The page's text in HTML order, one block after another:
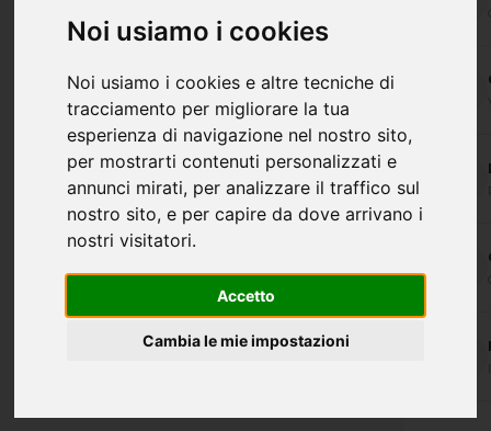
Noi usiamo i cookies
Noi usiamo i cookies e altre tecniche di
tracciamento per migliorare la tua
esperienza di navigazione nel nostro sito,
per mostrarti contenuti personalizzati e
annunci mirati, per analizzare il traffico sul
nostro sito, e per capire da dove arrivano i
nostri visitatori.
Accetto
Cambia le mie impostazioni